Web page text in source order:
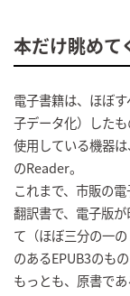
本だけ眺めて
電子書籍は、ほぼ
子データ化）したも
使用している機器
のReader。
これまで、市販の
翻訳書で、電子版
て（ほぼ三分の一
のあるEPUB3のも
もっとも、原書で